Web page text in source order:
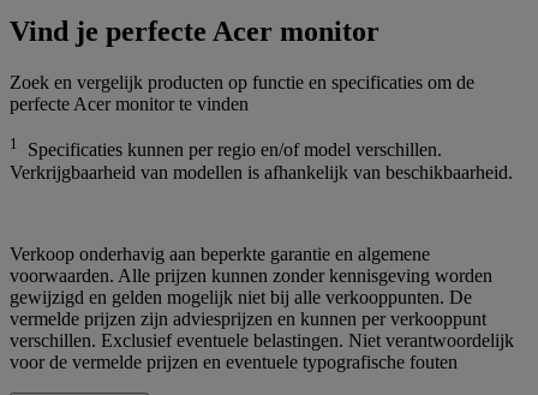
Vind je perfecte Acer monitor
Zoek en vergelijk producten op functie en specificaties om de
perfecte Acer monitor te vinden
1
Specificaties kunnen per regio en/of model verschillen.
Verkrijgbaarheid van modellen is afhankelijk van beschikbaarheid.
Verkoop onderhavig aan beperkte garantie en algemene
voorwaarden. Alle prijzen kunnen zonder kennisgeving worden
gewijzigd en gelden mogelijk niet bij alle verkooppunten. De
vermelde prijzen zijn adviesprijzen en kunnen per verkooppunt
verschillen. Exclusief eventuele belastingen. Niet verantwoordelijk
voor de vermelde prijzen en eventuele typografische fouten